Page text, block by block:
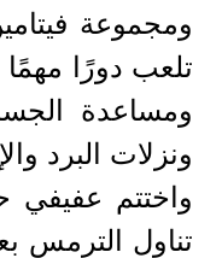
تلعب دورًا مهمًا
ومساعدة
ونزلات البرد
واختتم عفيفي
تناول الترمس